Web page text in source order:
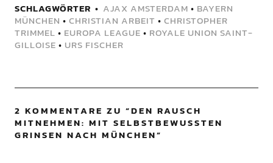
SCHLAGWÖRTER AJAX AMSTERDAM • BAYERN
MÜNCHEN • CHRISTIAN ARBEIT • CHRISTOPHER
TRIMMEL • EUROPA LEAGUE • ROYALE UNION SAINT-
GILLOISE • URS FISCHER
2 KOMMENTARE ZU “DEN RAUSCH
MITNEHMEN: MIT SELBSTBEWUSSTEN
GRINSEN NACH MÜNCHEN”